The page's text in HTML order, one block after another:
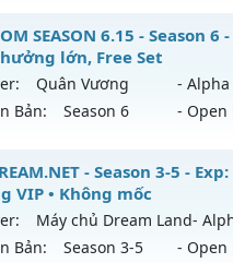
loại: Mu Nguyên bản
VietGuard
SÀI GÒN__ - LÂU DÀI,
mới ra tháng 07 2026 -
200x - Drop: 20%
loại: Mu Nguyên bản
AntiShark
SEASON 6.15 - Season
lớn, Free Set
Quân Vương - Alpha
Bản:
Season 6 - Open
SEASON 6.15 - Đua
mới ra tháng 08 2026 -
9999x - Drop: 90%
- Season 3-5 -
VIP • Không mốc
Máy chủ Dream Land-
Bản:
Season 3-5 - Open